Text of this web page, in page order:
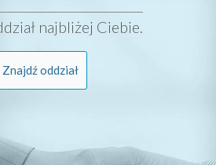
najbliżej Ciebie.
Znajdź oddział